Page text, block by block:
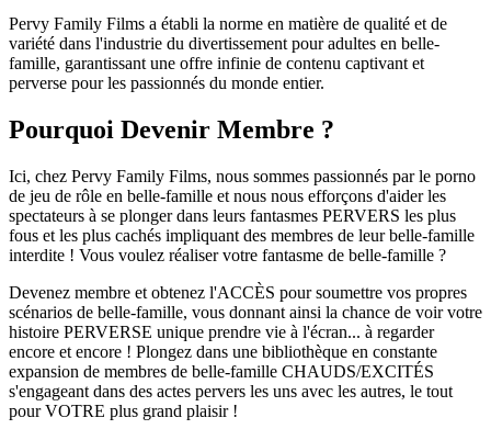
Pervy Family Films a établi la norme en matière de qualité et de
variété dans l'industrie du divertissement pour adultes en belle-
famille, garantissant une offre infinie de contenu captivant et
perverse pour les passionnés du monde entier.
Pourquoi Devenir Membre ?
Ici, chez Pervy Family Films, nous sommes passionnés par le porno
de jeu de rôle en belle-famille et nous nous efforçons d'aider les
spectateurs à se plonger dans leurs fantasmes PERVERS les plus
fous et les plus cachés impliquant des membres de leur belle-famille
interdite ! Vous voulez réaliser votre fantasme de belle-famille ?
Devenez membre et obtenez l'ACCÈS pour soumettre vos propres
scénarios de belle-famille, vous donnant ainsi la chance de voir votre
histoire PERVERSE unique prendre vie à l'écran... à regarder
encore et encore ! Plongez dans une bibliothèque en constante
expansion de membres de belle-famille CHAUDS/EXCITÉS
s'engageant dans des actes pervers les uns avec les autres, le tout
pour VOTRE plus grand plaisir !